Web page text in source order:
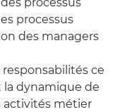
processus
des managers
ce
la dynamique de
activités métier